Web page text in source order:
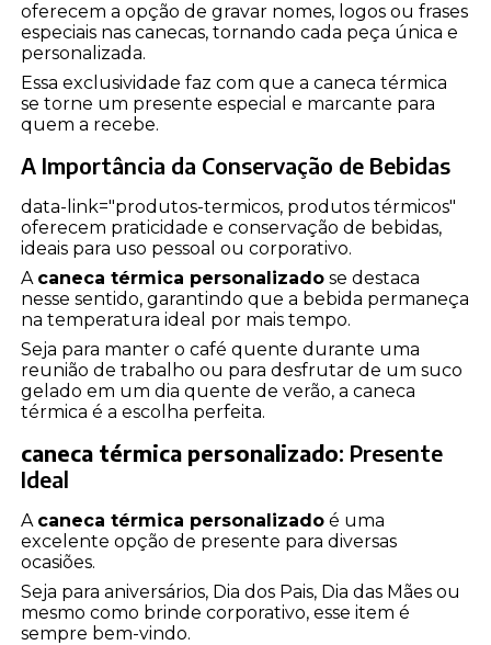
oferecem a opção de gravar nomes, logos ou frases
especiais nas canecas, tornando cada peça única e
personalizada.
Essa exclusividade faz com que a caneca térmica
se torne um presente especial e marcante para
quem a recebe.
A Importância da Conservação de Bebidas
data-link="produtos-termicos, produtos térmicos"
oferecem praticidade e conservação de bebidas,
ideais para uso pessoal ou corporativo.
A caneca térmica personalizado se destaca
nesse sentido, garantindo que a bebida permaneça
na temperatura ideal por mais tempo.
Seja para manter o café quente durante uma
reunião de trabalho ou para desfrutar de um suco
gelado em um dia quente de verão, a caneca
térmica é a escolha perfeita.
caneca térmica personalizado: Presente
Ideal
A caneca térmica personalizado é uma
excelente opção de presente para diversas
ocasiões.
Seja para aniversários, Dia dos Pais, Dia das Mães ou
mesmo como brinde corporativo, esse item é
sempre bem-vindo.